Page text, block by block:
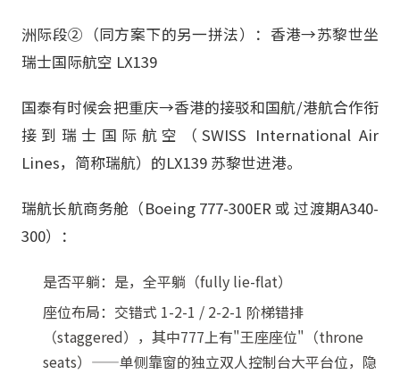
洲际段②（同方案下的另一拼法）：香港→苏黎世坐
瑞士国际航空 LX139
国泰有时候会把重庆→香港的接驳和国航/港航合作衔
接到瑞士国际航空（SWISS International Air
Lines，简称瑞航）的LX139 苏黎世进港。
瑞航长航商务舱（Boeing 777-300ER 或 过渡期A340-
300）：
是否平躺：是，全平躺（fully lie-flat）
座位布局：交错式 1-2-1 / 2-2-1 阶梯错排
（staggered），其中777上有"王座座位"（throne
seats）——单侧靠窗的独立双人控制台大平台位，隐